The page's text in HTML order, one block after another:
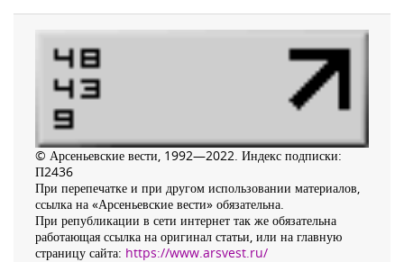
© Арсеньевские вести, 1992—2022. Индекс подписки:
П2436
При перепечатке и при другом использовании материалов,
ссылка на «Арсеньевские вести» обязательна.
При републикации в сети интернет так же обязательна
работающая ссылка на оригинал статьи, или на главную
страницу сайта: https://www.arsvest.ru/